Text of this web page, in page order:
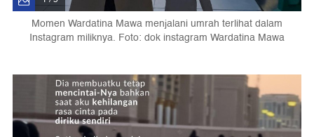
Momen Wardatina Mawa menjalani umrah terlihat dalam
Instagram miliknya. Foto: dok instagram Wardatina Mawa